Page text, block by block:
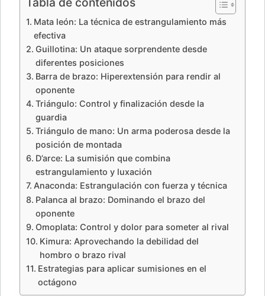
Mata león: La técnica de estrangulamiento más
efectiva
Guillotina: Un ataque sorprendente desde
diferentes posiciones
Barra de brazo: Hiperextensión para rendir al
oponente
Triángulo: Control y finalización desde la
guardia
Triángulo de mano: Un arma poderosa desde la
posición de montada
D’arce: La sumisión que combina
estrangulamiento y luxación
Anaconda: Estrangulación con fuerza y técnica
Palanca al brazo: Dominando el brazo del
oponente
Omoplata: Control y dolor para someter al rival
Kimura: Aprovechando la debilidad del
hombro o brazo rival
Estrategias para aplicar sumisiones en el
octágono